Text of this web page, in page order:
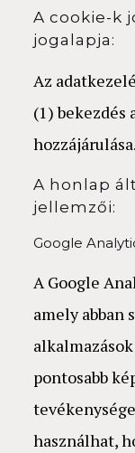
A cookie-k
jogalapja:
Az
(1) bekezdés
hozzájárulása.
A honlap
jellemzői:
Google
A Google
amely abban
pontosabb
használhat,